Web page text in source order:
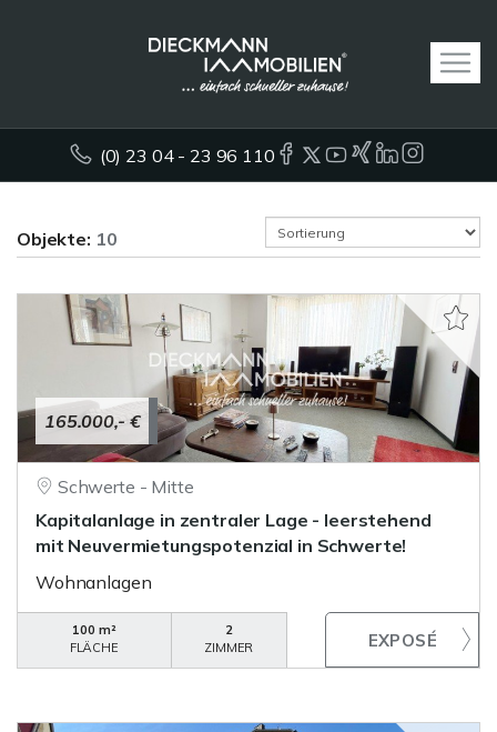
(0) 23 04 - 23 96 110
Objekte: 10
165.000,- €
Schwerte - Mitte
Kapitalanlage in zentraler Lage - leerstehend
mit Neuvermietungspotenzial in Schwerte!
Wohnanlagen
100 m²
FLÄCHE
2
ZIMMER